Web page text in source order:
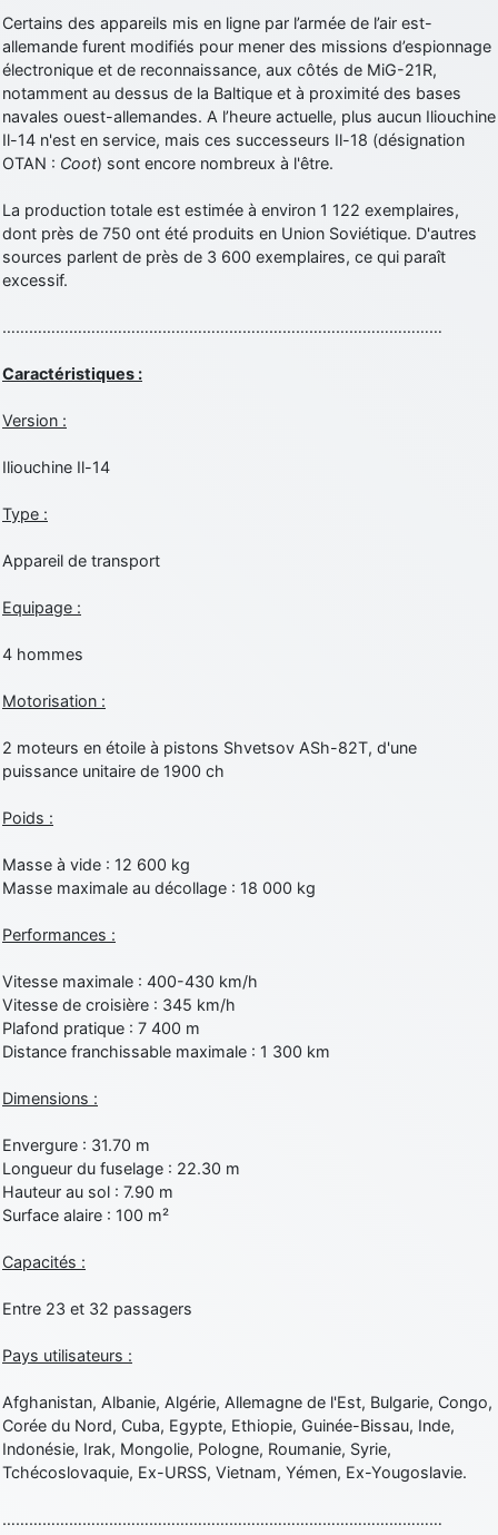
Certains des appareils mis en ligne par l’armée de l’air est-
allemande furent modifiés pour mener des missions d’espionnage
électronique et de reconnaissance, aux côtés de MiG-21R,
notamment au dessus de la Baltique et à proximité des bases
navales ouest-allemandes. A l’heure actuelle, plus aucun Iliouchine
Il-14 n'est en service, mais ces successeurs Il-18 (désignation
OTAN : Coot) sont encore nombreux à l'être.
La production totale est estimée à environ 1 122 exemplaires,
dont près de 750 ont été produits en Union Soviétique. D'autres
sources parlent de près de 3 600 exemplaires, ce qui paraît
excessif.
………………………………………………………………………………………
Caractéristiques :
Version :
Iliouchine Il-14
Type :
Appareil de transport
Equipage :
4 hommes
Motorisation :
2 moteurs en étoile à pistons Shvetsov ASh-82T, d'une
puissance unitaire de 1900 ch
Poids :
Masse à vide : 12 600 kg
Masse maximale au décollage : 18 000 kg
Performances :
Vitesse maximale : 400-430 km/h
Vitesse de croisière : 345 km/h
Plafond pratique : 7 400 m
Distance franchissable maximale : 1 300 km
Dimensions :
Envergure : 31.70 m
Longueur du fuselage : 22.30 m
Hauteur au sol : 7.90 m
Surface alaire : 100 m²
Capacités :
Entre 23 et 32 passagers
Pays utilisateurs :
Afghanistan, Albanie, Algérie, Allemagne de l'Est, Bulgarie, Congo,
Corée du Nord, Cuba, Egypte, Ethiopie, Guinée-Bissau, Inde,
Indonésie, Irak, Mongolie, Pologne, Roumanie, Syrie,
Tchécoslovaquie, Ex-URSS, Vietnam, Yémen, Ex-Yougoslavie.
………………………………………………………………………………………